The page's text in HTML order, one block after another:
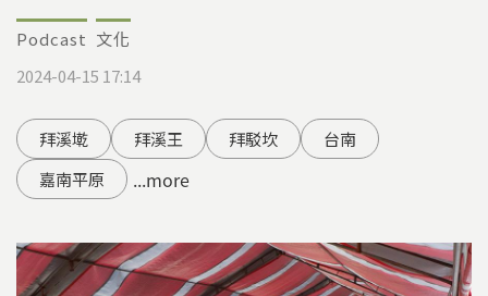
Podcast 文化
2024-04-15 17:14
拜溪墘 拜溪王 拜駁坎
台南
嘉南平原
...more